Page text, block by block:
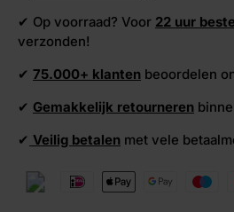
✔ Op voorraad? Voor 22 uur
verzonden!
✔ 75.000+ klanten beoordelen
✔ Gemakkelijk retourneren
✔ Veilig betalen met vele